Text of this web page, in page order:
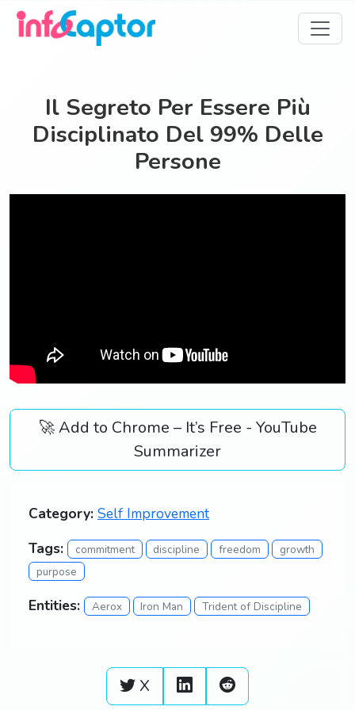
Il Segreto Per Essere Più
Disciplinato Del 99% Delle
Persone
🚀 Add to Chrome – It’s Free - YouTube
Summarizer
Category: Self Improvement
Tags:
commitment discipline freedom
growth
purpose
Entities: Aerox Iron Man Trident of Discipline
X